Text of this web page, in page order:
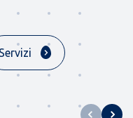
Servizi